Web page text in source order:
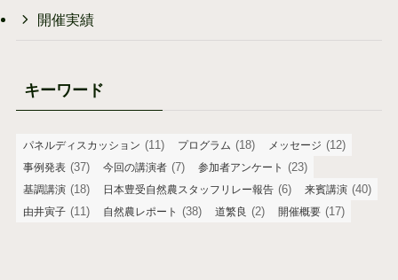
開催実績
キーワード
パネルディスカッション (11) プログラム (18) メッセージ (12)
事例発表 (37) 今回の講演者 (7) 参加者アンケート (23)
基調講演 (18) 日本豊受自然農スタッフリレー報告 (6) 来賓講演 (40)
由井寅子 (11) 自然農レポート (38) 道繁良 (2) 開催概要 (17)